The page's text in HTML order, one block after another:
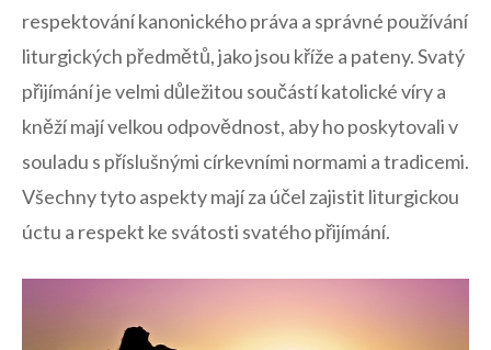
respektování kanonického ​práva ‌a správné ‍používání
liturgických předmětů, jako‌ jsou‍ kříže a ⁣pateny.⁤ Svatý
přijímání je velmi​ důležitou součástí katolické víry a
kněží mají velkou odpovědnost, aby ‌ho poskytovali v​
souladu s ⁢příslušnými církevními normami⁢ a tradicemi.
Všechny ‍tyto aspekty ⁤mají za účel‌ zajistit ​liturgickou
úctu a ​respekt ke⁢ svátosti ​svatého ⁣přijímání.